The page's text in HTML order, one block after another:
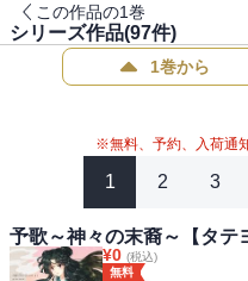
この作品の1巻
シリーズ作品(97件)
1巻から
※無料、予約、入荷通
1 2 3
予歌～神々の末裔～【タテ
¥0 (税込)
無料